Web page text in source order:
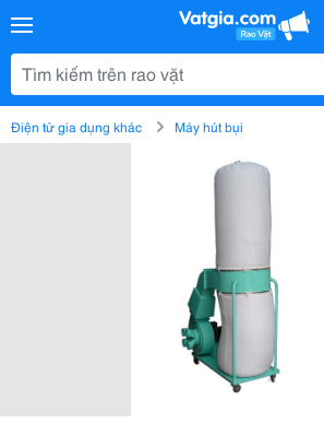
Điện tử gia dụng khác Máy hút bụi